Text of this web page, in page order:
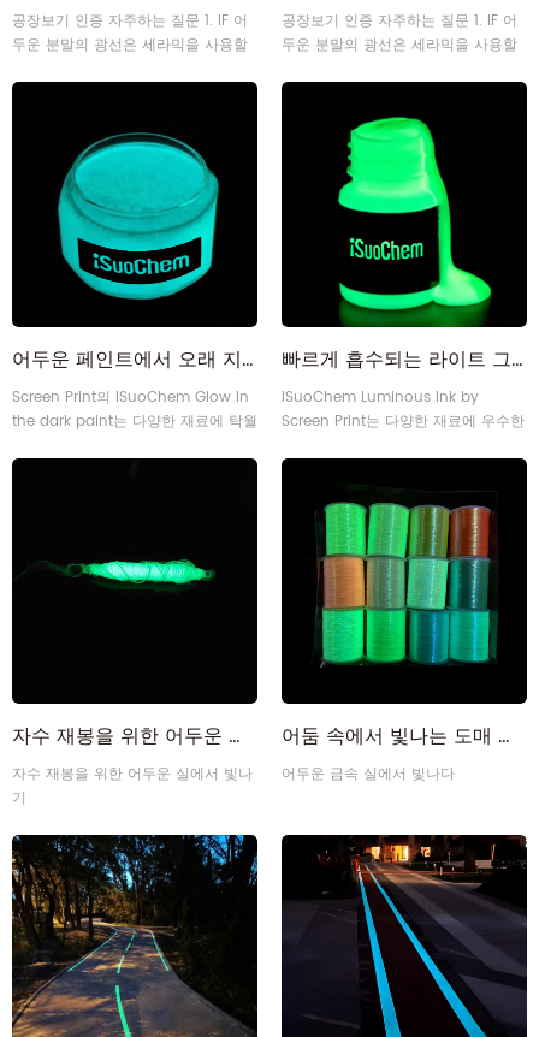
공장보기 인증 자주하는 질문 1. IF 어
두운 분말의 광선은 세라믹을 사용할
두운 색소의 등급 글로우는 세라믹에
색상을 사용할 수 있습니까? 녹색, 파
랑, 바이올렛, 레드, 오렌지. 핑크, 화이
트 등이 어두운 분말에 빛나는 3. 어떻
게 샘플이 많습니까? 샘플은 무료입니
다. 테스트를 위해 샘플을 얻으려면 당
사에 문의하십시오. 4. 배송료 검사를
합니까? 예, 상품은 통과 할 것입니다
QC 부서 전송12
공장보기 인증 자주하는 질문 1. IF 어
두운 분말의 광선은 세라믹을 사용할
두운 색소의 등급 글로우는 세라믹에
사용할 수 있습니다. 2. 어떻게 많은
색상을 사용할 수 있습니까? 녹색, 파
랑, 바이올렛, 레드, 오렌지. 핑크, 화이
트 등이 어두운 분말에 빛나는 3. 어떻
게 샘플이 많습니까? 샘플은 무료입니
다. 테스트를 위해 샘플을 얻으려면 당
사에 문의하십시오. 4. 배송료 검사를
합니까? 예, 상품은 통과 할 것입니다
전 생산 샘플 검사 및 배송 샘플 검사
QC 부서 전송12
어두운 페인트에서 오래 지속되는 울트라 브라이트 블루 루미너스 글로우
Screen Print의 iSuoChem Glow in
the dark paint는 다양한 재료에 탁월
라스티솔 페인트입니다.
빠르게 흡수되는 라이트 그린 나이트 글로우 인쇄용 발광 잉크
iSuoChem Luminous Ink by
Screen Print는 다양한 재료에 우수한
라스티솔 잉크입니다.
자수 재봉을 위한 어두운 실의 도매 축광 발광 발광
자수 재봉을 위한 어두운 실에서 빛나
기
어둠 속에서 빛나는 도매 축광 스레드 빛나는 금속 원사
어두운 금속 실에서 빛나다